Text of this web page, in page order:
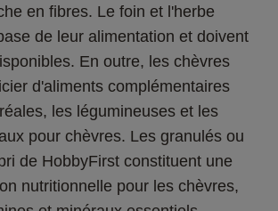
en fibres. Le foin et l'herbe
de leur alimentation et doivent
En outre, les chèvres
d'aliments complémentaires
les légumineuses et les
pour chèvres. Les granulés ou
de HobbyFirst constituent une
nutritionnelle pour les chèvres,